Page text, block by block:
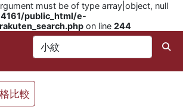
must be of type array|object, null
public_html/e-
on line 244
比較